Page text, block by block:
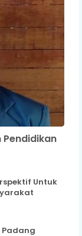
Pendidikan
Untuk
Padang